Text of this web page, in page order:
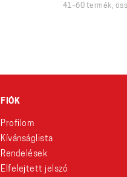
41–60 termék,
FIÓK
Profilom
Kívánságlista
Rendelések
Elfelejtett jelszó